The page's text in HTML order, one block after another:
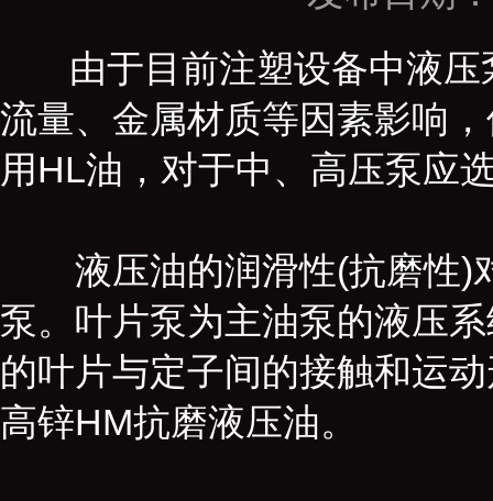
由于目前注塑设备中液压
流量、金属材质等因素影响
用HL油，对于中、高压泵应
液压油的润滑性(抗磨性)
泵。叶片泵为主油泵的液压
的叶片与定子间的接触和运
高锌HM抗磨液压油。